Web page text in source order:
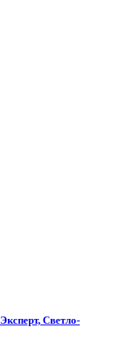
Светло-